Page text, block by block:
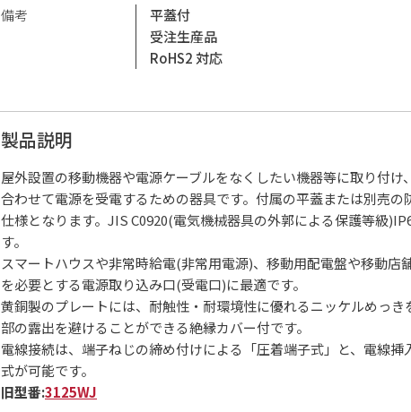
備考
平蓋付
受注生産品
RoHS2 対応
製品説明
屋外設置の移動機器や電源ケーブルをなくしたい機器等に取り付け
合わせて電源を受電するための器具です。付属の平蓋または別売
仕様となります。JIS C0920(電気機械器具の外郭による保護等級
す。
スマートハウスや非常時給電(非常用電源)、移動用配電盤や移動店
を必要とする電源取り込み口(受電口)に最適です。
黄銅製のプレートには、耐触性・耐環境性に優れるニッケルめっ
部の露出を避けることができる絶縁カバー付です。
電線接続は、端子ねじの締め付けによる「圧着端子式」と、電線
式が可能です。
旧型番:3125WJ